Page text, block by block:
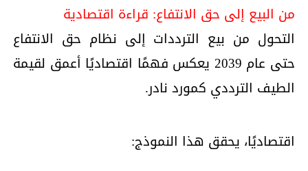
من البيع إلى حق الانتفاع: قراءة اقتصادية
التحول من بيع الترددات إلى نظام حق الانتفاع
حتى عام 2039 يعكس فهمًا اقتصاديًا أعمق لقيمة
الطيف الترددي كمورد نادر.
اقتصاديًا، يحقق هذا النموذج: